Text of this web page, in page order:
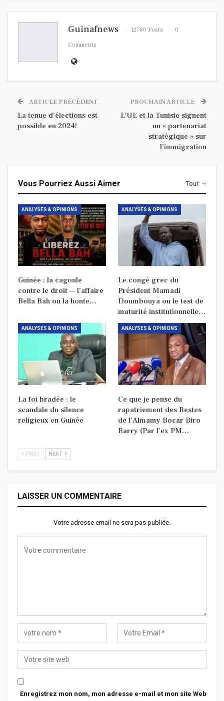
Guinafnews 12780 Posts
0
Comments
ARTICLE PRÉCÉDENT
La tenue d’élections est
possible en 2024!
PROCHAIN ARTICLE
L’UE et la Tunisie signent
un « partenariat
stratégique » sur
l’immigration
Tout
Vous Pourriez Aussi Aimer
ANALYSES & OPINIONS
Guinée : la cagoule
contre le droit — l’affaire
Bella Bah ou la honte…
ANALYSES & OPINIONS
Le congé grec du
Président Mamadi
Doumbouya ou le test de
maturité institutionnelle…
ANALYSES & OPINIONS
La foi bradée : le
scandale du silence
religieux en Guinée
ANALYSES & OPINIONS
Ce que je pense du
rapatriement des Restes
de l’Almamy Bocar Biro
Barry (Par l’ex PM…
PREV NEXT
LAISSER UN COMMENTAIRE
Votre adresse email ne sera pas publiée.
Enregistrez mon nom, mon adresse e-mail et mon site Web